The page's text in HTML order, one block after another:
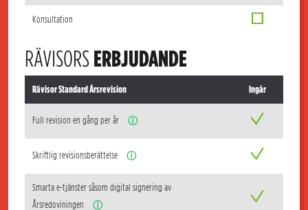
Konsultation
RÄVISORSERBJUDANDE
Rävisor Standard Årsrevision Ingår
Full revision en gång per år ⓘ
Skriftlig revisionsberättelse ⓘ
Smarta e-tjänster såsom digital signering av
Årsredoviningen
ⓘ